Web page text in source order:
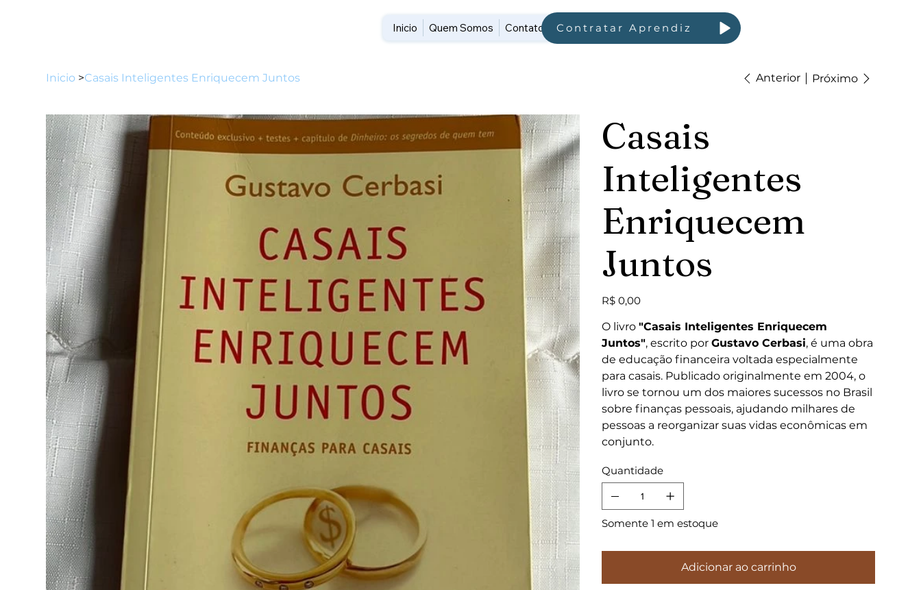
Inicio Quem Somos Contato Contratar Aprendiz
Inicio >Casais Inteligentes Enriquecem Juntos Anterior Próximo
Casais
Inteligentes
Enriquecem
Juntos
Preço
R$ 0,00
O livro "Casais Inteligentes Enriquecem
Juntos", escrito por Gustavo Cerbasi, é uma obra
de educação financeira voltada especialmente
para casais. Publicado originalmente em 2004, o
livro se tornou um dos maiores sucessos no Brasil
sobre finanças pessoais, ajudando milhares de
pessoas a reorganizar suas vidas econômicas em
conjunto.
Quantidade
Somente 1 em estoque
Adicionar ao carrinho